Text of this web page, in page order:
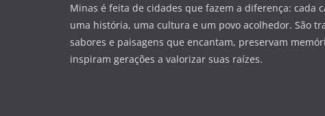
Minas é feita de cidades que fazem a diferença: cada
uma história, uma cultura e um povo acolhedor. São
sabores e paisagens que encantam, preservam
inspiram gerações a valorizar suas raízes.